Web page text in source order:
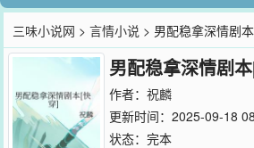
三味小说网 >言情小说 > 男配稳拿深情剧
男配稳拿深情剧
作者： 祝麟
更新时间：2025-09-18
状态：完本